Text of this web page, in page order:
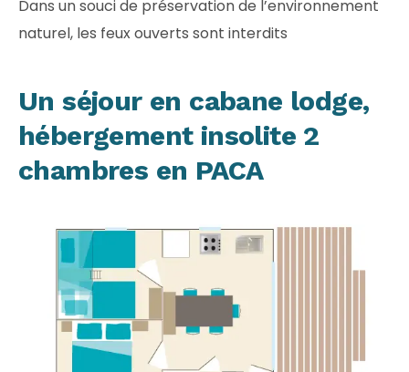
Dans un souci de préservation de l’environnement
naturel, les feux ouverts sont interdits
Un séjour en cabane lodge,
hébergement insolite 2
chambres en PACA